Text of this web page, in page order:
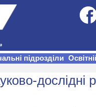
підрозділи
дослідні